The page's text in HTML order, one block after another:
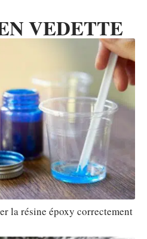
VEDETTE
la résine époxy correctement